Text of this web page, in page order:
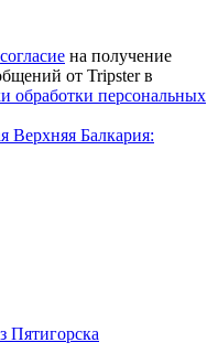
согласие на получение
от Tripster в
обработки персональных
Пятигорска